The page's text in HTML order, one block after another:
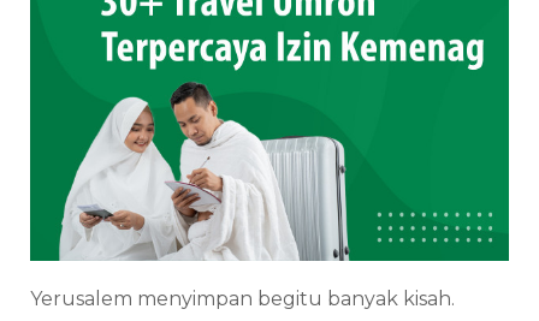
Yerusalem menyimpan begitu banyak kisah.